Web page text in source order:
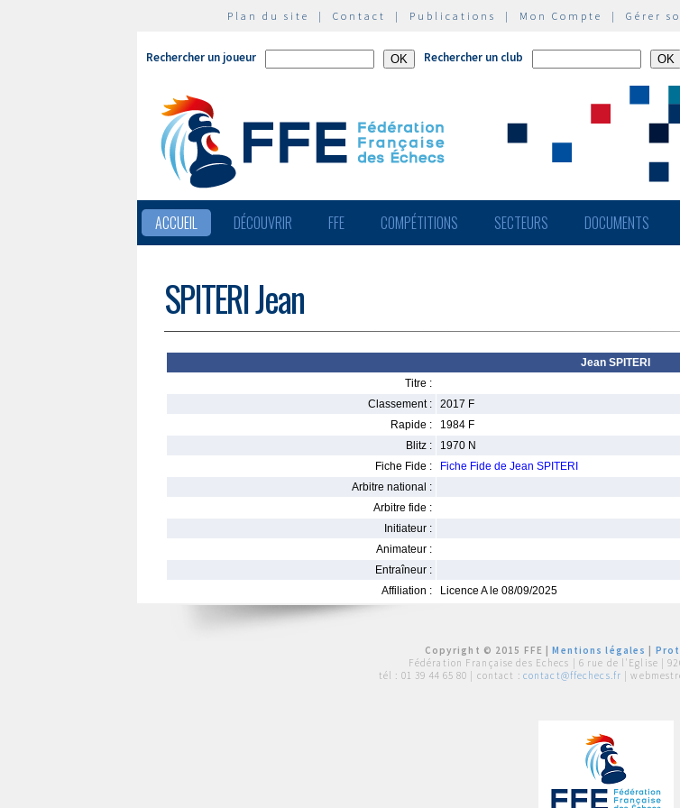
Plan du site | Contact | Publications | Mon Compte | Gérer
Rechercher un joueur Rechercher un club
ACCUEIL DÉCOUVRIR FFE COMPÉTITIONS SECTEURS DOCUMENTS
SPITERI Jean
Jean SPITERI
Titre :
Classement :
2017 F
Rapide :
1984 F
Blitz :
1970 N
Fiche Fide :
Fiche Fide de Jean SPITERI
Arbitre national :
Arbitre fide :
Initiateur :
Animateur :
Entraîneur :
Affiliation :
Licence A le 08/09/2025
Copyright © 2015 FFE |Mentions légales
Fédération Française des Echecs | 6 rue de l'Eglise |
tél : 01 39 44 65 80 | contact : contact@ffechecs.fr |